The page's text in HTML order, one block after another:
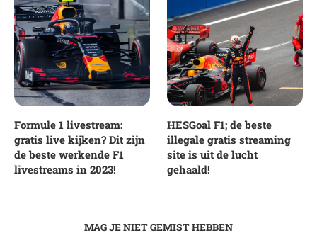
Formule 1 livestream:
gratis live kijken? Dit zijn
de beste werkende F1
livestreams in 2023!
HESGoal F1; de beste
illegale gratis streaming
site is uit de lucht
gehaald!
MAG JE NIET GEMIST HEBBEN